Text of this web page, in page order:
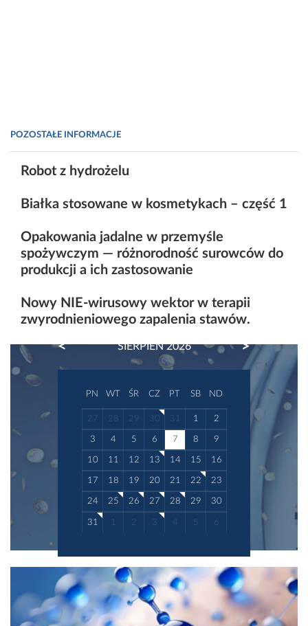
POZOSTAŁE INFORMACJE
Robot z hydrożelu
Białka stosowane w kosmetykach – część 1
Opakowania jadalne w przemyśle
spożywczym — różnorodność surowców do
produkcji a ich zastosowanie
Nowy NIE-wirusowy wektor w terapii
zwyrodnieniowego zapalenia stawów.
SIERPIEŃ 2026
PREVIOUS NEXT
PN WT ŚR CZ PT SB ND
27 28 29 30 31 1 2
3 4 5 6 7 8 9
10 11 12 13 14 15 16
17 18 19 20 21 22 23
24 25 26 27 28 29 30
31 1 2 3 4 5 6